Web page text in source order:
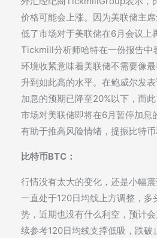
价格可能会上涨。因为美联储主
低了市场对于美联储在6月会议上
Tickmill分析师哈特在一份报告中
环境收紧意味着美联储不需要像
升到如此高的水平。在鲍威尔发
加息的预期已降至20%以下，而
市场对美联储即将在6月暂停加息
有助于推高风险情绪，提振比特币
比特币BTC：
行情没有太大的变化，还是小幅
一直处于120日均线上方调整，多
势，近期也没有什么利空，预计
续参考120日均线支撑低吸，跌破